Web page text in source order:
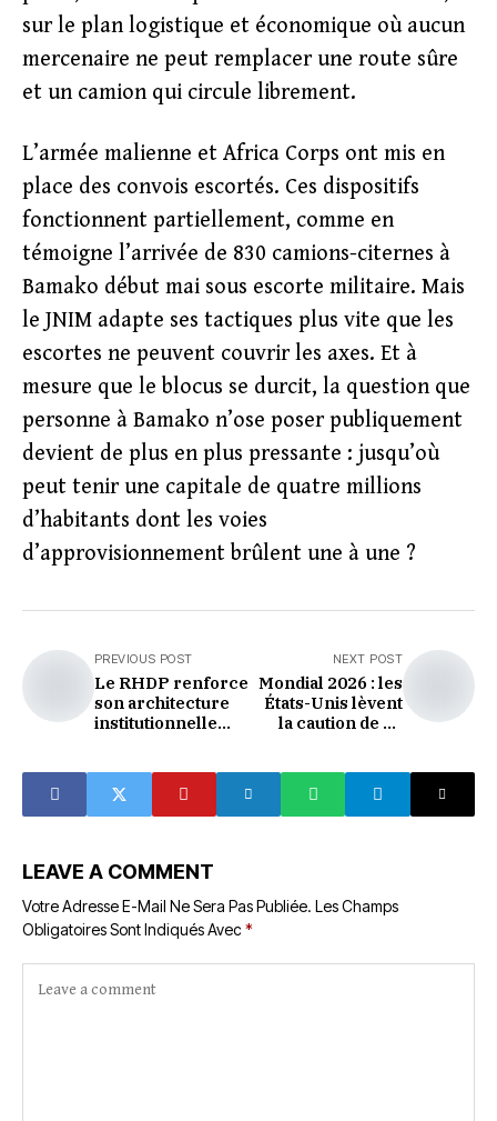
sur le plan logistique et économique où aucun
mercenaire ne peut remplacer une route sûre
et un camion qui circule librement.
L’armée malienne et Africa Corps ont mis en
place des convois escortés. Ces dispositifs
fonctionnent partiellement, comme en
témoigne l’arrivée de 830 camions-citernes à
Bamako début mai sous escorte militaire. Mais
le JNIM adapte ses tactiques plus vite que les
escortes ne peuvent couvrir les axes. Et à
mesure que le blocus se durcit, la question que
personne à Bamako n’ose poser publiquement
devient de plus en plus pressante : jusqu’où
peut tenir une capitale de quatre millions
d’habitants dont les voies
d’approvisionnement brûlent une à une ?
PREVIOUS POST
Le RHDP renforce
son architecture
institutionnelle
organes
statutaires
NEXT POST
Mondial 2026 : les
États-Unis lèvent
la caution de 15
venir
LEAVE A COMMENT
Votre Adresse E-Mail Ne Sera Pas Publiée. Les Champs
Obligatoires Sont Indiqués Avec*